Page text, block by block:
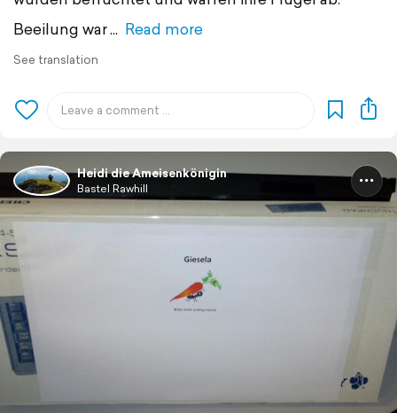
Beeilung war
Read more
See translation
Heidi die Ameisenkönigin
Bastel Rawhill